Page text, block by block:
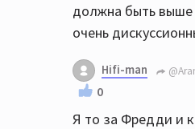
должна быть выше
очень
Hifi-man
0
Я то за Фредди и